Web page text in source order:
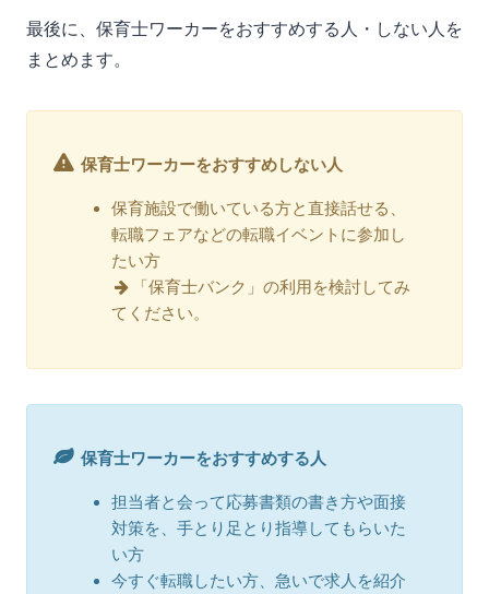
最後に、保育士ワーカーをおすすめする人・しない人を
まとめます。
保育士ワーカーをおすすめしない人
保育施設で働いている方と直接話せる、
転職フェアなどの転職イベントに参加し
たい方
「保育士バンク」の利用を検討してみ
てください。
保育士ワーカーをおすすめする人
担当者と会って応募書類の書き方や面接
対策を、手とり足とり指導してもらいた
い方
今すぐ転職したい方、急いで求人を紹介